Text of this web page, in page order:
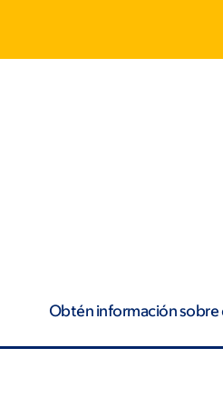
Obtén información sobre